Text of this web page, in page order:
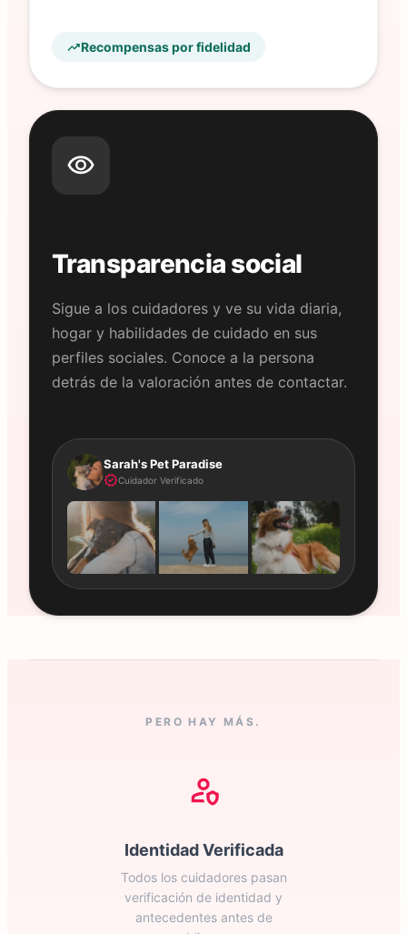
Recompensas por fidelidad
Transparencia social
Sigue a los cuidadores y ve su vida diaria,
hogar y habilidades de cuidado en sus
perfiles sociales. Conoce a la persona
detrás de la valoración antes de contactar.
Sarah's Pet Paradise
Cuidador Verificado
PERO HAY MÁS.
Identidad Verificada
Todos los cuidadores pasan
verificación de identidad y
antecedentes antes de